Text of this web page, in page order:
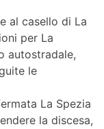
al casello di La
per La
autostradale,
le
La Spezia
la discesa,